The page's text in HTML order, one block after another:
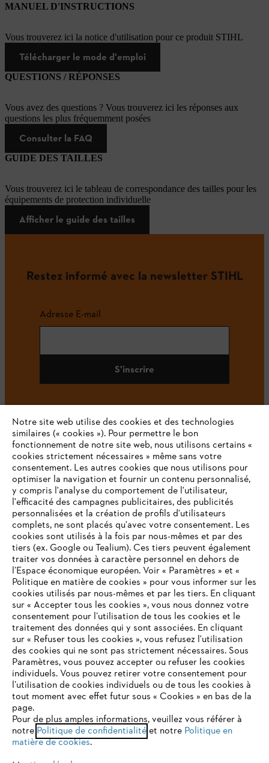
MANUEL D'INSTRUCTIONS
Vous trouverez ici la notice d'utilisation pour ce produit STIHL
Télécharger le mode d'emploi
QUESTIONS / RÉPONSES
Vous avez des questions ? Vous trouverez ici les réponses aux
questions les plus fréquemment posées
Consulter la FAQ
GUIDE DES TAILLES
Vous trouverez ici le tableau de correspondance des tailles pour les
équipements de protection individuelle
Afficher le guide des tailles
Restez informé avec la newsletter STIHL
Adresse E-mail
S'inscrire
#STIHL
L'Entreprise
STIHL FAQ
Contact
Politique de protection des données
Mentions légales Utilisation des cookies
VOTRE NAVIGATEUR INTERNET
N'EST PLUS PRIS EN CHARGE
Vous utilisez un navigateur Internet que nous ne prenons plus
en charge, et certaines fonctionnalités de notre site ne
peuvent fonctionner correctement. Pour une utilisation
optimale de notre site, nous vous recommandons de passer à
l'un des navigateurs suivants :
Notre site web utilise des cookies et des technologies
similaires (« cookies »). Pour permettre le bon
fonctionnement de notre site web, nous utilisons certains «
cookies strictement nécessaires » même sans votre
consentement. Les autres cookies que nous utilisons pour
optimiser la navigation et fournir un contenu personnalisé,
y compris l'analyse du comportement de l'utilisateur,
l'efficacité des campagnes publicitaires, des publicités
personnalisées et la création de profils d'utilisateurs
complets, ne sont placés qu'avec votre consentement. Les
cookies sont utilisés à la fois par nous-mêmes et par des
tiers (ex. Google ou Tealium). Ces tiers peuvent également
traiter vos données à caractère personnel en dehors de
l’Espace économique européen. Voir « Paramètres » et «
Politique en matière de cookies » pour vous informer sur les
cookies utilisés par nous-mêmes et par les tiers. En cliquant
sur « Accepter tous les cookies », vous nous donnez votre
consentement pour l’utilisation de tous les cookies et le
traitement des données qui y sont associées. En cliquant
sur « Refuser tous les cookies », vous refusez l'utilisation
des cookies qui ne sont pas strictement nécessaires. Sous
Paramètres, vous pouvez accepter ou refuser les cookies
individuels. Vous pouvez retirer votre consentement pour
l’utilisation de cookies individuels ou de tous les cookies à
tout moment avec effet futur sous « Cookies » en bas de la
page.
Pour de plus amples informations, veuillez vous référer à
notre Politique de confidentialitéet notre Politique en
matière de cookies.